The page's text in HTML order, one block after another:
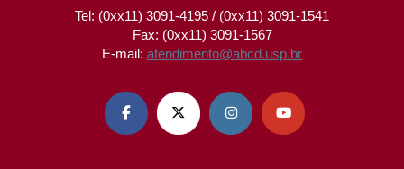
Tel: (0xx11) 3091-4195 / (0xx11) 3091-1541
Fax: (0xx11) 3091-1567
E-mail: atendimento@abcd.usp.br
   